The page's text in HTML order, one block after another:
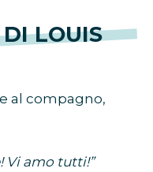
LOUIS
al compagno,
Vi amo tutti!”